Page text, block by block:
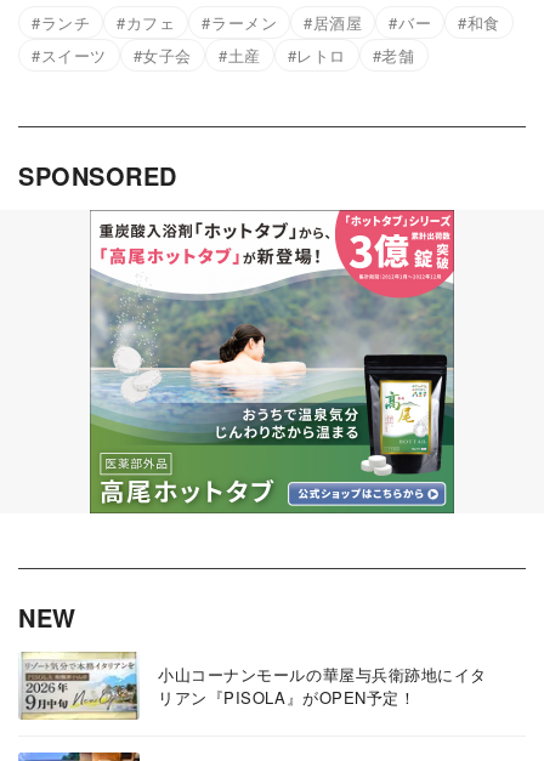
ランチ カフェ ラーメン 居酒屋 バー
和食
スイーツ
女子会 土産 レトロ 老舗
SPONSORED
NEW
小山コーナンモールの華屋与兵衛跡地にイタ
リアン『PISOLA』がOPEN予定！